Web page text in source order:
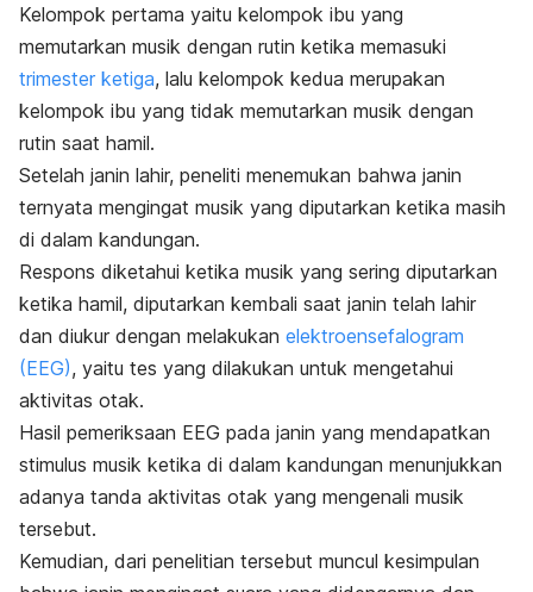
Kelompok pertama yaitu kelompok ibu yang
memutarkan musik dengan rutin ketika memasuki
trimester ketiga, lalu kelompok kedua merupakan
kelompok ibu yang tidak memutarkan musik dengan
rutin saat hamil.
Setelah janin lahir, peneliti menemukan bahwa janin
ternyata mengingat musik yang diputarkan ketika masih
di dalam kandungan.
Respons diketahui ketika musik yang sering diputarkan
ketika hamil, diputarkan kembali saat janin telah lahir
dan diukur dengan melakukan elektroensefalogram
(EEG), yaitu tes yang dilakukan untuk mengetahui
aktivitas otak.
Hasil pemeriksaan EEG pada janin yang mendapatkan
stimulus musik ketika di dalam kandungan menunjukkan
adanya tanda aktivitas otak yang mengenali musik
tersebut.
Kemudian, dari penelitian tersebut muncul kesimpulan